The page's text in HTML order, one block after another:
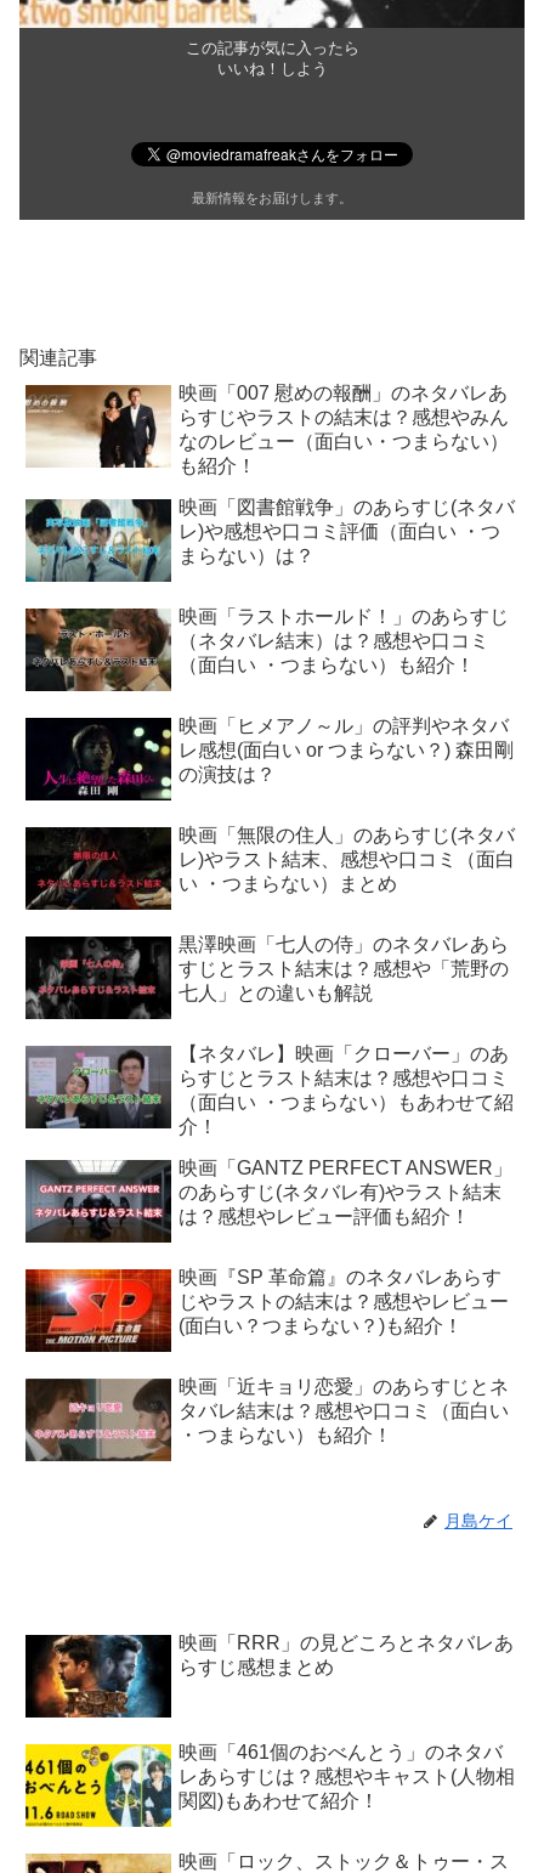
この記事が気に入ったら
いいね！しよう
最新情報をお届けします。
関連記事
映画「007 慰めの報酬」のネタバレあ
らすじやラストの結末は？感想やみん
なのレビュー（面白い・つまらない）
も紹介！
映画「図書館戦争」のあらすじ(ネタバ
レ)や感想や口コミ評価（面白い ・つ
まらない）は？
映画「ラストホールド！」のあらすじ
（ネタバレ結末）は？感想や口コミ
（面白い ・つまらない）も紹介！
映画「ヒメアノ～ル」の評判やネタバ
レ感想(面白い or つまらない？) 森田剛
の演技は？
映画「無限の住人」のあらすじ(ネタバ
レ)やラスト結末、感想や口コミ（面白
い ・つまらない）まとめ
黒澤映画「七人の侍」のネタバレあら
すじとラスト結末は？感想や「荒野の
七人」との違いも解説
【ネタバレ】映画「クローバー」のあ
らすじとラスト結末は？感想や口コミ
（面白い ・つまらない）もあわせて紹
介！
映画「GANTZ PERFECT ANSWER」
のあらすじ(ネタバレ有)やラスト結末
は？感想やレビュー評価も紹介！
映画『SP 革命篇』のネタバレあらす
じやラストの結末は？感想やレビュー
(面白い？つまらない？)も紹介！
映画「近キョリ恋愛」のあらすじとネ
タバレ結末は？感想や口コミ（面白い
・つまらない）も紹介！
月島ケイ
映画「RRR」の見どころとネタバレあ
らすじ感想まとめ
映画「461個のおべんとう」のネタバ
レあらすじは？感想やキャスト(人物相
関図)もあわせて紹介！
映画「ロック、ストック＆トゥー・ス